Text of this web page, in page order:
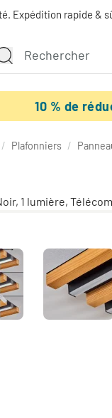
Expédition rapide &
10 % de
/ Plafonniers /